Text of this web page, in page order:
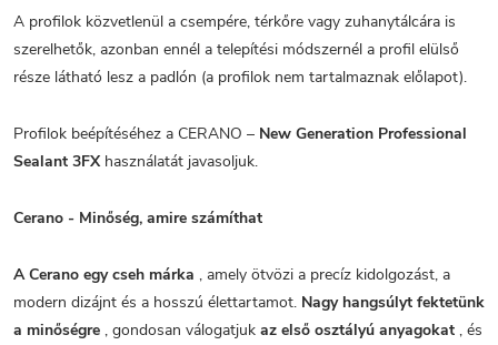
A profilok közvetlenül a csempére, térkőre vagy zuhanytálcára is
szerelhetők, azonban ennél a telepítési módszernél a profil elülső
része látható lesz a padlón (a profilok nem tartalmaznak előlapot).
Profilok beépítéséhez a CERANO – New Generation Professional
Sealant 3FXhasználatát javasoljuk.
Cerano - Minőség, amire számíthat
A Cerano egy cseh márka , amely ötvözi a precíz kidolgozást, a
modern dizájnt és a hosszú élettartamot. Nagy hangsúlyt fektetünk
a minőségre , gondosan válogatjuk az első osztályú anyagokat , és